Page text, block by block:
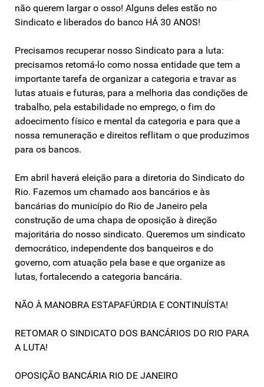
não querem largar o osso! Alguns deles estão no
Sindicato e liberados do banco HÁ 30 ANOS!
Precisamos recuperar nosso Sindicato para a luta:
precisamos retomá-lo como nossa entidade que tem a
importante tarefa de organizar a categoria e travar as
lutas atuais e futuras, para a melhoria das condições de
trabalho, pela estabilidade no emprego, o fim do
adoecimento físico e mental da categoria e para que a
nossa remuneração e direitos reflitam o que produzimos
para os bancos.
Em abril haverá eleição para a diretoria do Sindicato do
Rio. Fazemos um chamado aos bancários e às
bancárias do município do Rio de Janeiro pela
construção de uma chapa de oposição à direção
majoritária do nosso sindicato. Queremos um sindicato
democrático, independente dos banqueiros e do
governo, com atuação pela base e que organize as
lutas, fortalecendo a categoria bancária.
NÃO À MANOBRA ESTAPAFÚRDIA E CONTINUÍSTA!
RETOMAR O SINDICATO DOS BANCÁRIOS DO RIO PARA
A LUTA!
OPOSIÇÃO BANCÁRIA RIO DE JANEIRO